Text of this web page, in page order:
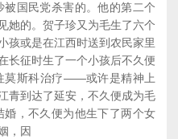
国民党杀害的。他的第二个
她的。贺子珍又为毛生了六个
孩或是在江西时送到农民家里
长征时生了一个小孩后不久便
莫斯科治疗——或许是精神上
青到达了延安，不久便成为毛
，不久便为他生下了两个女
，因